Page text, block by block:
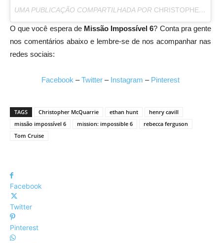
UMA PUBLICAÇÃO COMPARTILHADA POR CHRISTOPHER MCQUARRIE
O que você espera deMissão Impossível 6? Conta pra gente
nos comentários abaixo e lembre-se de nos acompanhar nas
redes sociais:
Facebook –Twitter – Instagram – Pinterest
TAGS Christopher McQuarrie ethan hunt
henry cavill
missão impossível 6
mission: impossible 6
rebecca ferguson
Tom Cruise
Facebook
Twitter
Pinterest